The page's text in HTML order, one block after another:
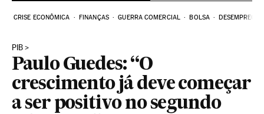
CRISE ECONÔMICA FINANÇAS GUERRA COMERCIAL BOLSA DESEMPREGO
PIB
Paulo Guedes: “O
crescimento já deve começar
a ser positivo no segundo